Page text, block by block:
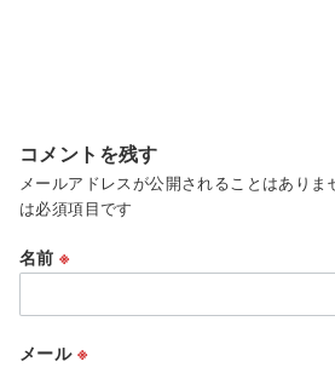
コメントを残す
メールアドレスが公開されることはありま
は必須項目です
名前※
メール ※